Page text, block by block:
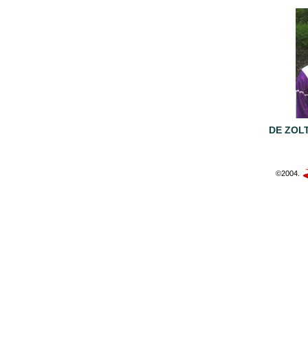
DE
©2004.